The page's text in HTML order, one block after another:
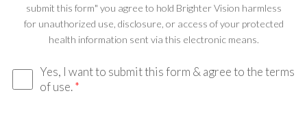
Yes, I want to submit this form & agree to the terms
of use.*
submit this form" you agree to hold Brighter Vision harmless
for unauthorized use, disclosure, or access of your protected
health information sent via this electronic means.